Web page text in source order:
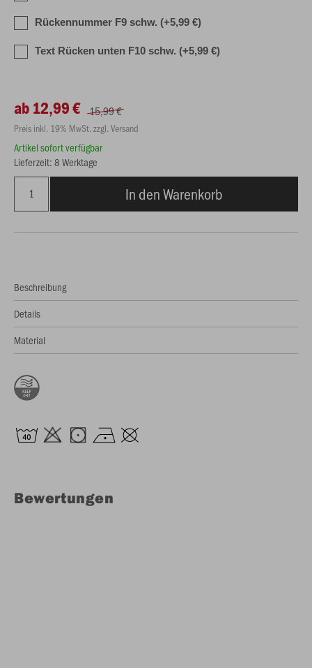
Rückennummer F9 schw. (+5,99 €)
Text Rücken unten F10 schw. (+5,99 €)
ab 12,99 € 15,99 €
Preis inkl. 19% MwSt. zzgl. Versand
Artikel sofort verfügbar
Lieferzeit: 8 Werktage
In den Warenkorb
Beschreibung
Details
Material
Bewertungen